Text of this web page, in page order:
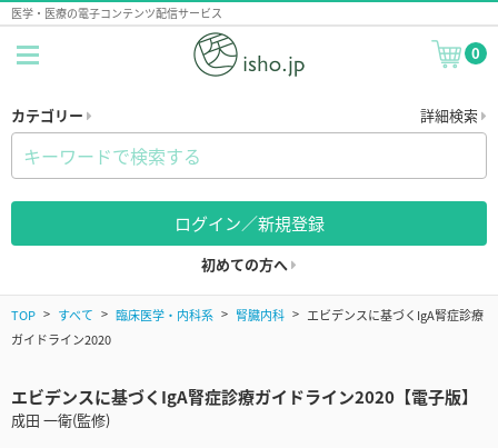
医学・医療の電子コンテンツ配信サービス
0
カテゴリー 詳細検索
ログイン／新規登録
初めての方へ
TOP すべて 臨床医学・内科系 腎臓内科
エビデンスに基づくIgA腎症診療
ガイドライン2020
エビデンスに基づくIgA腎症診療ガイドライン2020【電子版】
成田 一衛(監修)